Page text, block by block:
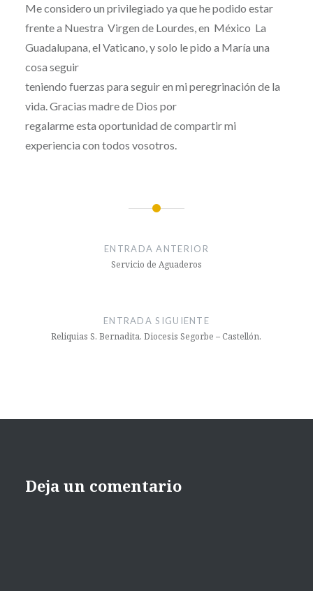
Me considero un privilegiado ya que he podido estar
frente a Nuestra Virgen de Lourdes, en México La
Guadalupana, el Vaticano, y solo le pido a María una
cosa seguir
teniendo fuerzas para seguir en mi peregrinación de la
vida. Gracias madre de Dios por
regalarme esta oportunidad de compartir mi
experiencia con todos vosotros.
ENTRADA ANTERIOR
Servicio de Aguaderos
ENTRADA SIGUIENTE
Reliquias S. Bernadita. Diocesis Segorbe – Castellón.
Deja un comentario